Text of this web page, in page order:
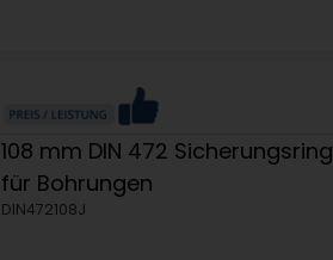
108 mm DIN 472 Sicherungsring
für Bohrungen
DIN472108J